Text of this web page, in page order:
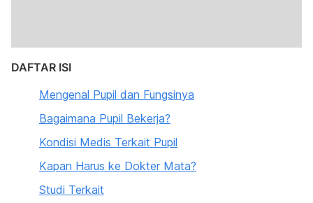
DAFTAR ISI
Mengenal Pupil dan Fungsinya
Bagaimana Pupil Bekerja?
Kondisi Medis Terkait Pupil
Kapan Harus ke Dokter Mata?
Studi Terkait